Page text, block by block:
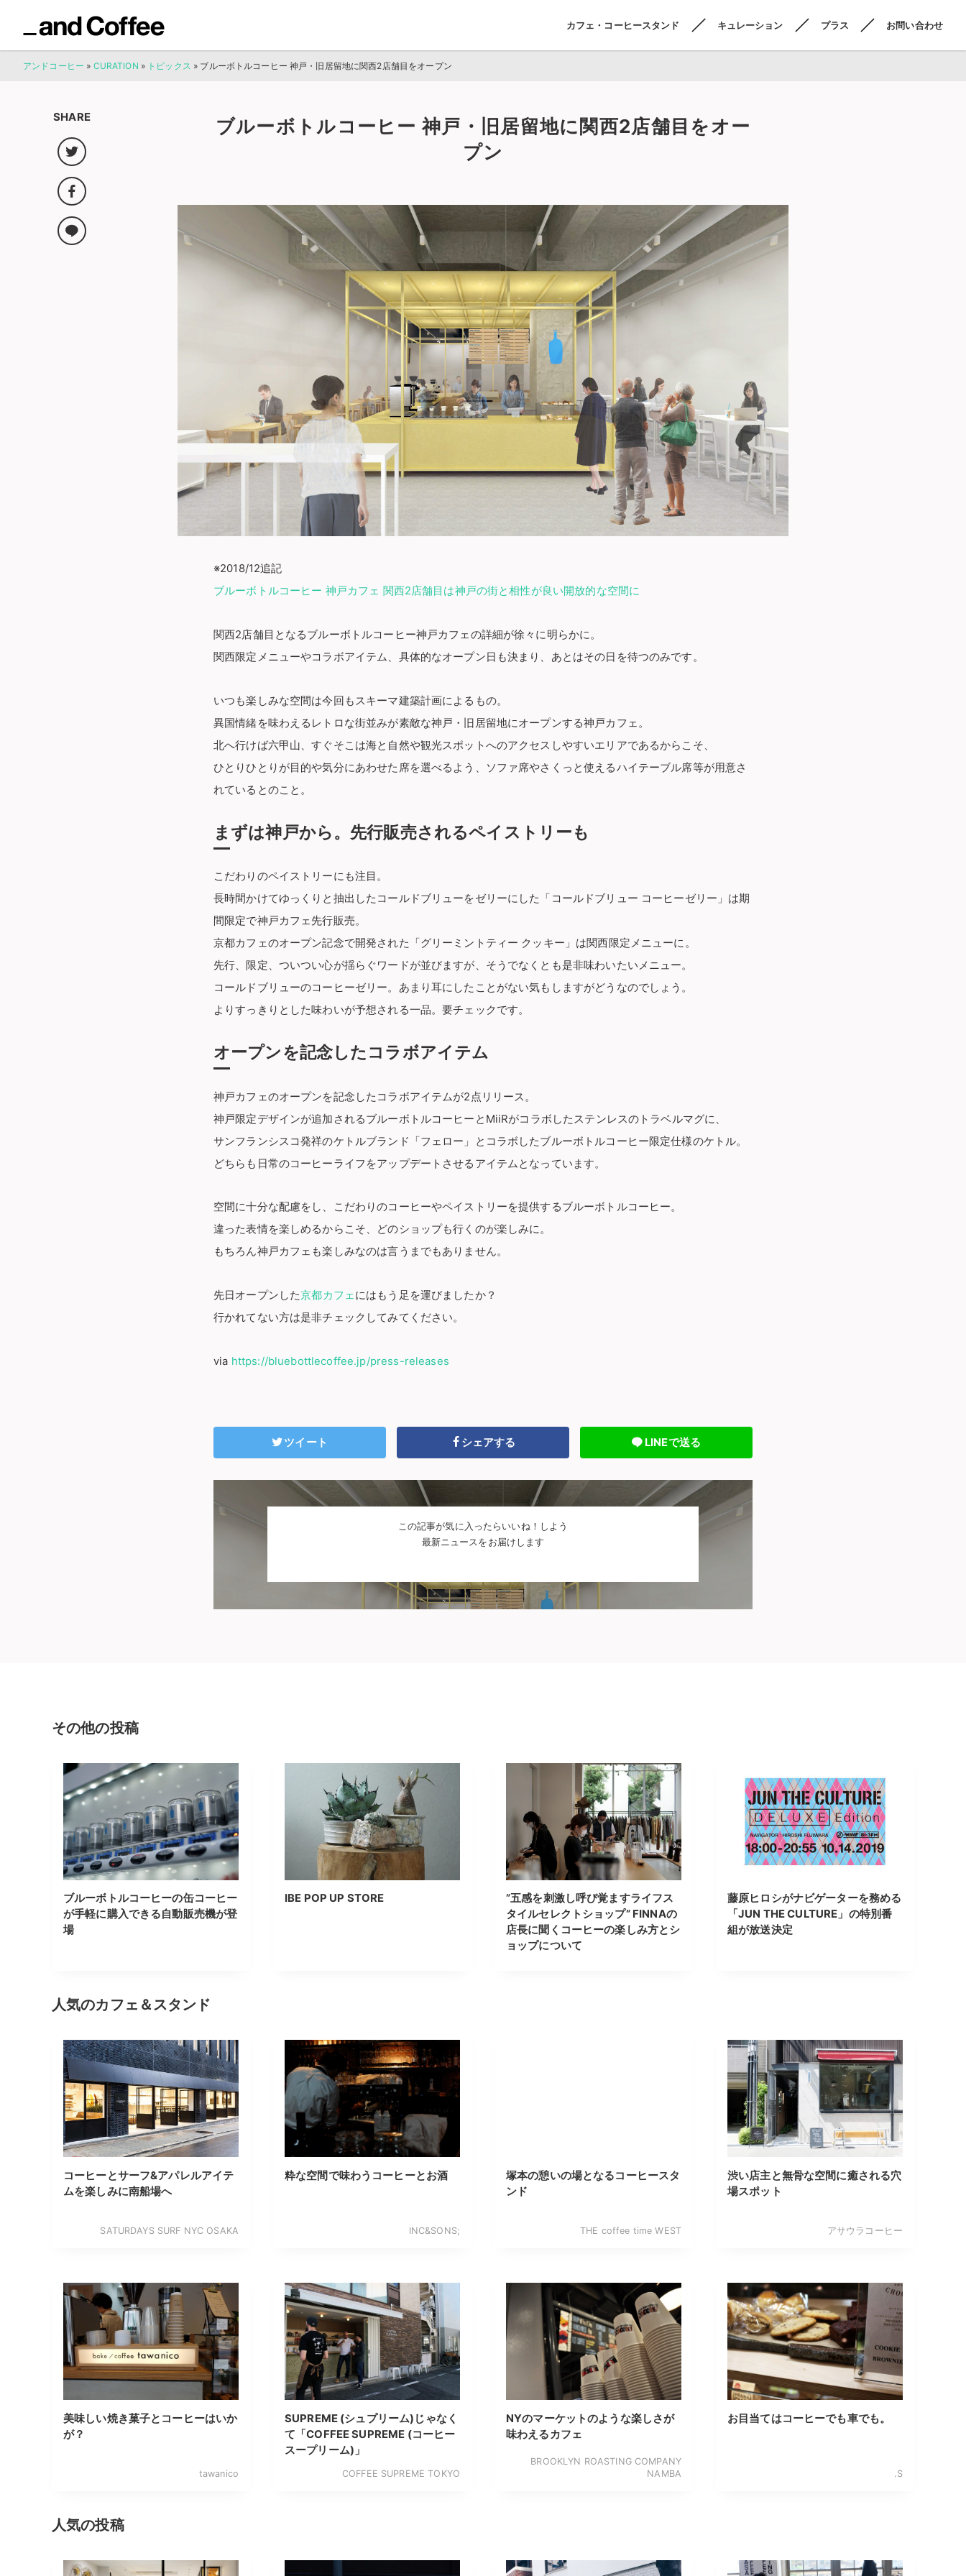
カフェ・コーヒースタンド キュレーション プラス お問い合わせ
アンドコーヒー » CURATION » トピックス » ブルーボトルコーヒー 神戸・旧居留地に関西2店舗目をオープン
ブルーボトルコーヒー 神戸・旧居留地に関西2店舗目をオー
プン
SHARE
※2018/12追記
ブルーボトルコーヒー 神戸カフェ 関西2店舗目は神戸の街と相性が良い開放的な空間に
関西2店舗目となるブルーボトルコーヒー神戸カフェの詳細が徐々に明らかに。
関西限定メニューやコラボアイテム、具体的なオープン日も決まり、あとはその日を待つのみです。
いつも楽しみな空間は今回もスキーマ建築計画によるもの。
異国情緒を味わえるレトロな街並みが素敵な神戸・旧居留地にオープンする神戸カフェ。
北へ行けば六甲山、すぐそこは海と自然や観光スポットへのアクセスしやすいエリアであるからこそ、
ひとりひとりが目的や気分にあわせた席を選べるよう、ソファ席やさくっと使えるハイテーブル席等が用意さ
れているとのこと。
まずは神戸から。先行販売されるペイストリーも
こだわりのペイストリーにも注目。
長時間かけてゆっくりと抽出したコールドブリューをゼリーにした「コールドブリュー コーヒーゼリー」は期
間限定で神戸カフェ先行販売。
京都カフェのオープン記念で開発された「グリーミントティー クッキー」は関西限定メニューに。
先行、限定、ついつい心が揺らぐワードが並びますが、そうでなくとも是非味わいたいメニュー。
コールドブリューのコーヒーゼリー。あまり耳にしたことがない気もしますがどうなのでしょう。
よりすっきりとした味わいが予想される一品。要チェックです。
オープンを記念したコラボアイテム
神戸カフェのオープンを記念したコラボアイテムが2点リリース。
神戸限定デザインが追加されるブルーボトルコーヒーとMiiRがコラボしたステンレスのトラベルマグに、
サンフランシスコ発祥のケトルブランド「フェロー」とコラボしたブルーボトルコーヒー限定仕様のケトル。
どちらも日常のコーヒーライフをアップデートさせるアイテムとなっています。
空間に十分な配慮をし、こだわりのコーヒーやペイストリーを提供するブルーボトルコーヒー。
違った表情を楽しめるからこそ、どのショップも行くのが楽しみに。
もちろん神戸カフェも楽しみなのは言うまでもありません。
先日オープンした京都カフェにはもう足を運びましたか？
行かれてない方は是非チェックしてみてください。
via https://bluebottlecoffee.jp/press-releases
ツイート シェアする LINEで送る
この記事が気に入ったらいいね！しよう
最新ニュースをお届けします
その他の投稿
ブルーボトルコーヒーの缶コーヒー
が手軽に購入できる自動販売機が登
場
IBE POP UP STORE
”五感を刺激し呼び覚ますライフス
タイルセレクトショップ” FINNAの
店長に聞くコーヒーの楽しみ方とシ
ョップについて
藤原ヒロシがナビゲーターを務める
「JUN THE CULTURE」の特別番
組が放送決定
人気のカフェ＆スタンド
コーヒーとサーフ&アパレルアイテ
ムを楽しみに南船場へ
SATURDAYS SURF NYC OSAKA
粋な空間で味わうコーヒーとお酒
INC&SONS;
塚本の憩いの場となるコーヒースタ
ンド
THE coffee time WEST
渋い店主と無骨な空間に癒される穴
場スポット
アサウラコーヒー
美味しい焼き菓子とコーヒーはいか
が？
tawanico
SUPREME (シュプリーム)じゃなく
て「COFFEE SUPREME (コーヒー
スープリーム)」
COFFEE SUPREME TOKYO
NYのマーケットのような楽しさが
味わえるカフェ
BROOKLYN ROASTING COMPANY
NAMBA
お目当てはコーヒーでも車でも。
.S
人気の投稿